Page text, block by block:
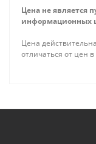
Цена не является
информационных
Цена
отличаться от цен